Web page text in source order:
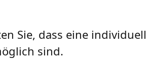
Sie, dass eine
sind.